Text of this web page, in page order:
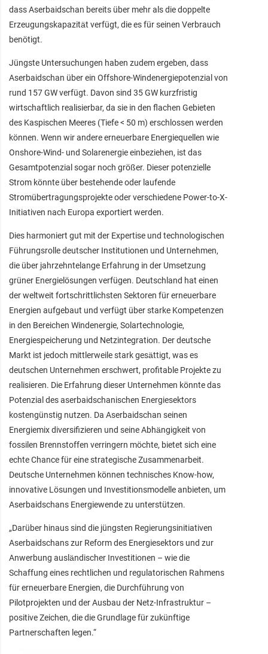
dass Aserbaidschan bereits über mehr als die doppelte
Erzeugungskapazität verfügt, die es für seinen Verbrauch
benötigt.
Jüngste Untersuchungen haben zudem ergeben, dass
Aserbaidschan über ein Offshore-Windenergiepotenzial von
rund 157 GW verfügt. Davon sind 35 GW kurzfristig
wirtschaftlich realisierbar, da sie in den flachen Gebieten
des Kaspischen Meeres (Tiefe < 50 m) erschlossen werden
können. Wenn wir andere erneuerbare Energiequellen wie
Onshore-Wind- und Solarenergie einbeziehen, ist das
Gesamtpotenzial sogar noch größer. Dieser potenzielle
Strom könnte über bestehende oder laufende
Stromübertragungsprojekte oder verschiedene Power-to-X-
Initiativen nach Europa exportiert werden.
Dies harmoniert gut mit der Expertise und technologischen
Führungsrolle deutscher Institutionen und Unternehmen,
die über jahrzehntelange Erfahrung in der Umsetzung
grüner Energielösungen verfügen. Deutschland hat einen
der weltweit fortschrittlichsten Sektoren für erneuerbare
Energien aufgebaut und verfügt über starke Kompetenzen
in den Bereichen Windenergie, Solartechnologie,
Energiespeicherung und Netzintegration. Der deutsche
Markt ist jedoch mittlerweile stark gesättigt, was es
deutschen Unternehmen erschwert, profitable Projekte zu
realisieren. Die Erfahrung dieser Unternehmen könnte das
Potenzial des aserbaidschanischen Energiesektors
kostengünstig nutzen. Da Aserbaidschan seinen
Energiemix diversifizieren und seine Abhängigkeit von
fossilen Brennstoffen verringern möchte, bietet sich eine
echte Chance für eine strategische Zusammenarbeit.
Deutsche Unternehmen können technisches Know-how,
innovative Lösungen und Investitionsmodelle anbieten, um
Aserbaidschans Energiewende zu unterstützen.
„Darüber hinaus sind die jüngsten Regierungsinitiativen
Aserbaidschans zur Reform des Energiesektors und zur
Anwerbung ausländischer Investitionen – wie die
Schaffung eines rechtlichen und regulatorischen Rahmens
für erneuerbare Energien, die Durchführung von
Pilotprojekten und der Ausbau der Netz-Infrastruktur –
positive Zeichen, die die Grundlage für zukünftige
Partnerschaften legen.“